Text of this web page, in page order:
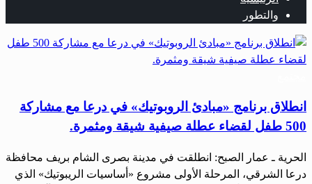
والتطور
انطلاق برنامج «مبادئ الروبوتيك» في درعا مع مشاركة
500 طفل لقضاء عطلة صيفية شيقة ومثمرة.
الحرية ـ عمار الصبح: انطلقت في مدينة بصرى الشام بريف محافظة
درعا الشرقي، المرحلة الأولى مشروع «أساسيات الريبوتيك» الذي